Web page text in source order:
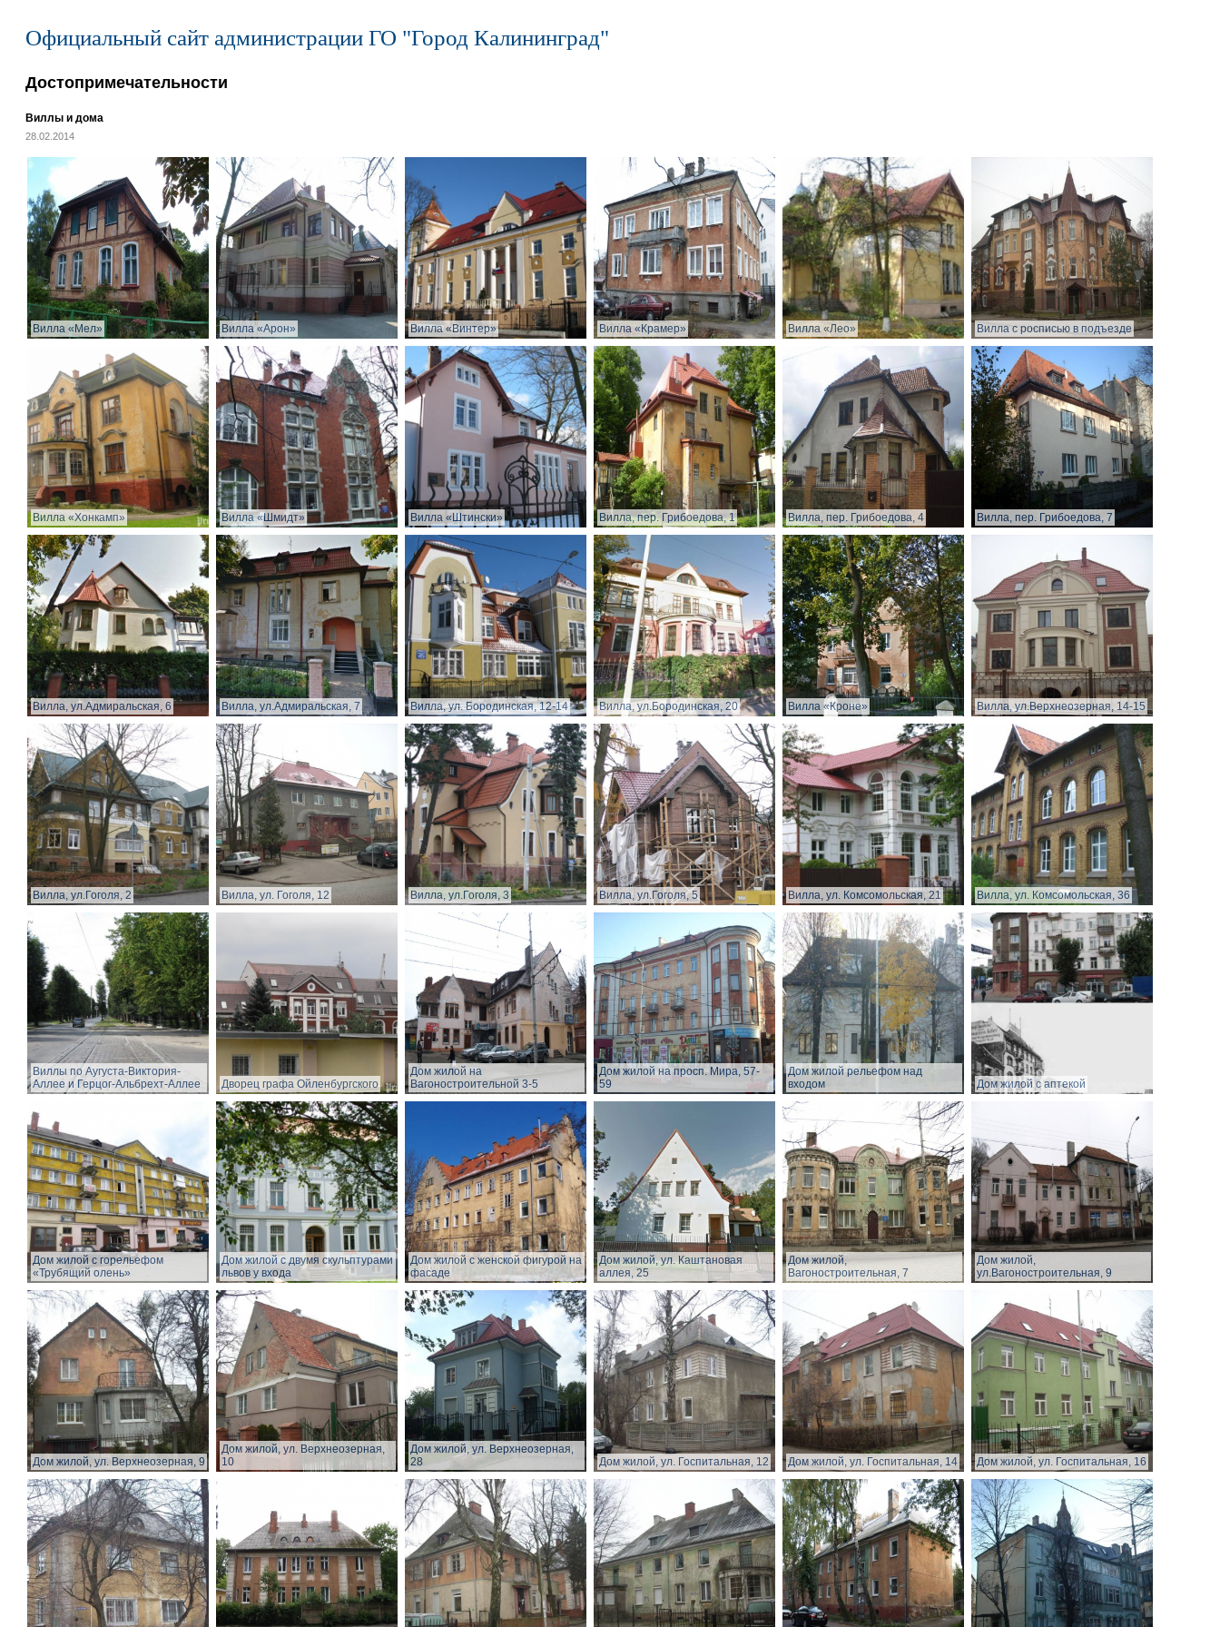
Официальный сайт администрации ГО "Город Калининград"
Достопримечательности
Виллы и дома
28.02.2014
Вилла «Мел» Вилла «Арон» Вилла «Винтер» Вилла «Крамер» Вилла «Лео» Вилла с росписью в подъезде
Вилла «Хонкамп» Вилла «Шмидт» Вилла «Штински» Вилла, пер. Грибоедова, 1 Вилла, пер. Грибоедова, 4 Вилла, пер. Грибоедова, 7
Вилла, ул.Адмиральская, 6 Вилла, ул.Адмиральская, 7 Вилла, ул. Бородинская, 12-14 Вилла, ул.Бородинская, 20 Вилла «Кроне» Вилла, ул.Верхнеозерная, 14-15
Вилла, ул.Гоголя, 2 Вилла, ул. Гоголя, 12 Вилла, ул.Гоголя, 3 Вилла, ул.Гоголя, 5 Вилла, ул. Комсомольская, 21 Вилла, ул. Комсомольская, 36
Виллы по Аугуста-Виктория-
Аллее и Герцог-Альбрехт-Аллее
Дворец графа Ойленбургского
Дом жилой на
Вагоностроительной 3-5
Дом жилой на просп. Мира, 57-
59
Дом жилой рельефом над
входом
Дом жилой с аптекой
Дом жилой с горельефом
«Трубящий олень»
Дом жилой с двумя скульптурами
львов у входа
Дом жилой с женской фигурой на
фасаде
Дом жилой, ул. Каштановая
аллея, 25
Дом жилой,
Вагоностроительная, 7
Дом жилой,
ул.Вагоностроительная, 9
Дом жилой, ул. Верхнеозерная, 9
Дом жилой, ул. Верхнеозерная,
10
Дом жилой, ул. Верхнеозерная,
28
Дом жилой, ул. Госпитальная, 12 Дом жилой, ул. Госпитальная, 14 Дом жилой, ул. Госпитальная, 16